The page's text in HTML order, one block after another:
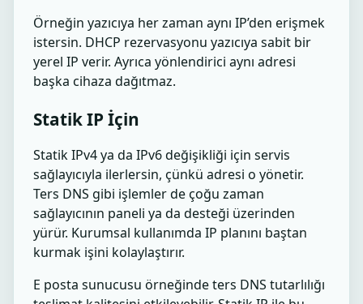
Örneğin yazıcıya her zaman aynı IP’den erişmek
istersin. DHCP rezervasyonu yazıcıya sabit bir
yerel IP verir. Ayrıca yönlendirici aynı adresi
başka cihaza dağıtmaz.
Statik IP İçin
Statik IPv4 ya da IPv6 değişikliği için servis
sağlayıcıyla ilerlersin, çünkü adresi o yönetir.
Ters DNS gibi işlemler de çoğu zaman
sağlayıcının paneli ya da desteği üzerinden
yürür. Kurumsal kullanımda IP planını baştan
kurmak işini kolaylaştırır.
E posta sunucusu örneğinde ters DNS tutarlılığı